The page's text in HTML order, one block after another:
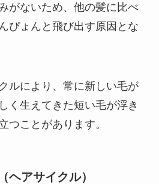
がないため、他の髪に比べ
ぴょんと飛び出す原因とな
ルにより、常に新しい毛が
く生えてきた短い毛が浮き
つことがあります。
ヘアサイクル）